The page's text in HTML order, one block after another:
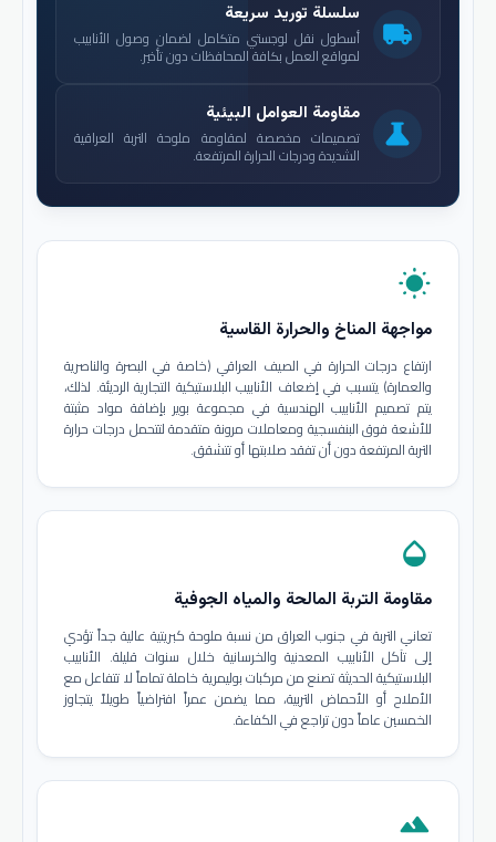
local_shipping
سلسلة توريد سريعة
أسطول نقل لوجستي متكامل لضمان وصول الأنابيب
لمواقع العمل بكافة المحافظات دون تأخير.
science
مقاومة العوامل البيئية
تصميمات مخصصة لمقاومة ملوحة التربة العراقية
الشديدة ودرجات الحرارة المرتفعة.
wb_sunny
مواجهة المناخ والحرارة القاسية
ارتفاع درجات الحرارة في الصيف العراقي (خاصة في البصرة والناصرية
والعمارة) يتسبب في إضعاف الأنابيب البلاستيكية التجارية الرديئة. لذلك،
يتم تصميم الأنابيب الهندسية في مجموعة بوير بإضافة مواد مثبتة
للأشعة فوق البنفسجية ومعاملات مرونة متقدمة لتتحمل درجات حرارة
التربة المرتفعة دون أن تفقد صلابتها أو تتشقق.
opacity
مقاومة التربة المالحة والمياه الجوفية
تعاني التربة في جنوب العراق من نسبة ملوحة كبريتية عالية جداً تؤدي
إلى تآكل الأنابيب المعدنية والخرسانية خلال سنوات قليلة. الأنابيب
البلاستيكية الحديثة تصنع من مركبات بوليمرية خاملة تماماً لا تتفاعل مع
الأملاح أو الأحماض التربية، مما يضمن عمراً افتراضياً طويلاً يتجاوز
الخمسين عاماً دون تراجع في الكفاءة.
terrain